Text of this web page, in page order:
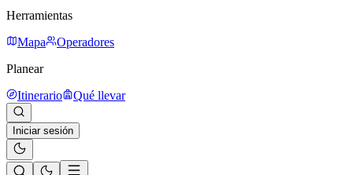
Herramientas
Mapa
Operadores
Planear
Itinerario
Qué llevar
Iniciar sesión